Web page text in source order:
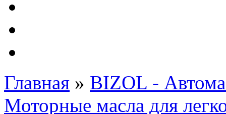
Главная » BIZOL -
Моторные масла для